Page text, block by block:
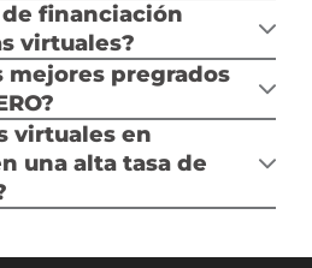
financiación
virtuales?
mejores pregrados
virtuales en
una alta tasa de